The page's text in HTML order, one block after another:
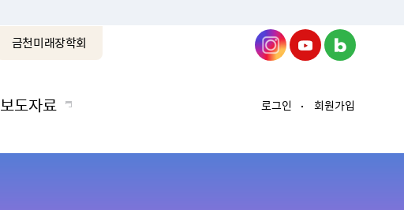
금천미래장학회
보도자료 로그인 회원가입